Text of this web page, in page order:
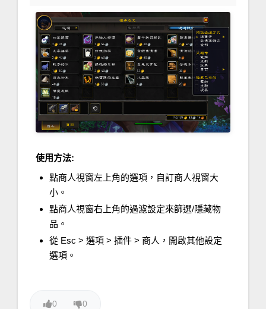
使用方法:
點商人視窗左上角的選項，自訂商人視窗大
小。
點商人視窗右上角的過濾設定來篩選/隱藏物
品。
從 Esc > 選項 > 插件 > 商人，開啟其他設定
選項。
0 0